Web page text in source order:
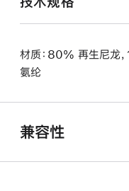
材质：80% 再生尼龙
氨纶
兼容性